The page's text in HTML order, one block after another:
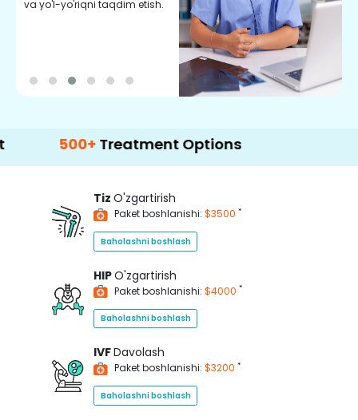
va yo'l-yo'riqni taqdim etish.
Treatment Options
Tiz O'zgartirish
Paket boshlanishi: $3500 *
Baholashni boshlash
HIPO'zgartirish
Paket boshlanishi: $4000 *
Baholashni boshlash
IVFDavolash
Paket boshlanishi: $3200 *
Baholashni boshlash